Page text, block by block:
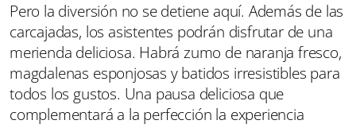
Pero la diversión no se detiene aquí. Además de las
carcajadas, los asistentes podrán disfrutar de una
merienda deliciosa. Habrá zumo de naranja fresco,
magdalenas esponjosas y batidos irresistibles para
todos los gustos. Una pausa deliciosa que
complementará a la perfección la experiencia